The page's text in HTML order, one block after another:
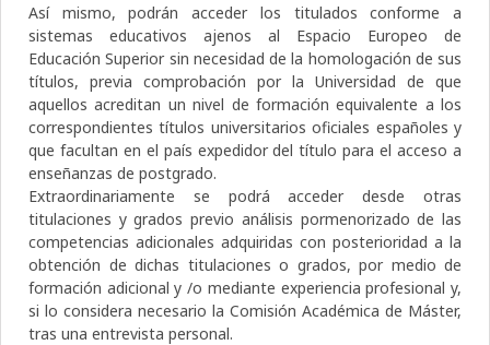
Así mismo, podrán acceder los titulados conforme a
sistemas educativos ajenos al Espacio Europeo de
Educación Superior sin necesidad de la homologación de sus
títulos, previa comprobación por la Universidad de que
aquellos acreditan un nivel de formación equivalente a los
correspondientes títulos universitarios oficiales españoles y
que facultan en el país expedidor del título para el acceso a
enseñanzas de postgrado.
Extraordinariamente se podrá acceder desde otras
titulaciones y grados previo análisis pormenorizado de las
competencias adicionales adquiridas con posterioridad a la
obtención de dichas titulaciones o grados, por medio de
formación adicional y /o mediante experiencia profesional y,
si lo considera necesario la Comisión Académica de Máster,
tras una entrevista personal.